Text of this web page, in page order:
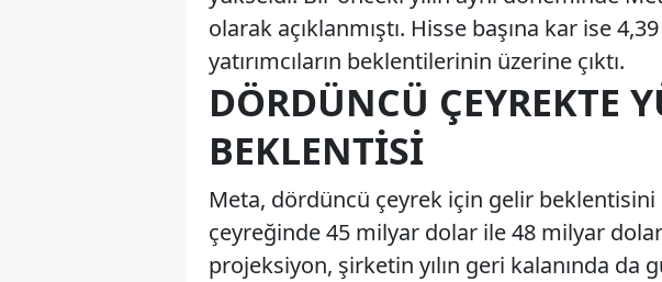
olarak açıklanmıştı. Hisse başına kar ise
yatırımcıların beklentilerinin üzerine çıktı.
DÖRDÜNCÜ ÇEYREKTE
BEKLENTISI
Meta, dördüncü çeyrek için gelir beklentisini
çeyreğinde 45 milyar dolar ile 48 milyar
projeksiyon, şirketin yılın geri kalanında da